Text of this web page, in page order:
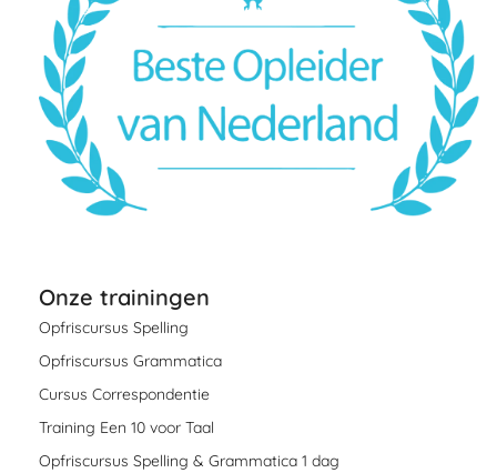
Onze trainingen
Opfriscursus Spelling
Opfriscursus Grammatica
Cursus Correspondentie
Training Een 10 voor Taal
Opfriscursus Spelling & Grammatica 1 dag